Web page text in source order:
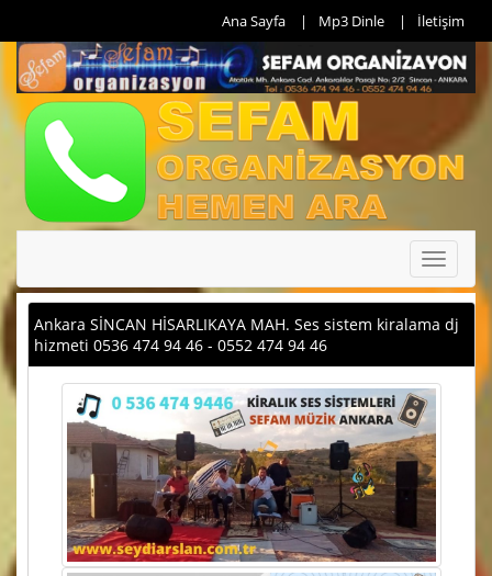
Ana Sayfa Mp3 Dinle İletişim
Toggle
Ankara SİNCAN HİSARLIKAYA MAH. Ses sistem kiralama dj
hizmeti 0536 474 94 46 - 0552 474 94 46